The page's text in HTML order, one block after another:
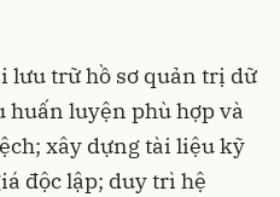
lưu trữ hồ sơ quản trị dữ
luyện phù hợp và
xây dựng tài liệu kỹ
độc lập; duy trì hệ